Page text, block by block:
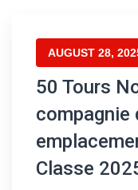
AUGUST 28,
50 Tours
compagnie
Classe